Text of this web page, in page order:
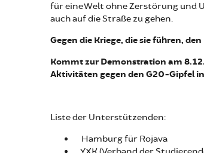
für eine Welt ohne Zerstörung und
auch auf die Straße zu gehen.
Gegen die Kriege, die sie führen,
Kommt zur Demonstration am
Aktivitäten gegen den G20-Gipfel
Liste der Unterstützenden:
Hamburg für Rojava